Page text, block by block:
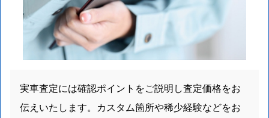
実車査定には確認ポイントをご説明し査定価格をお
伝えいたします。カスタム箇所や稀少経験などをお